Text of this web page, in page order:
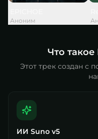
Аноним
Что такое
Этот трек создан с
ИИ Suno v5